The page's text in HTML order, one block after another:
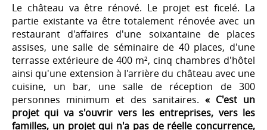
Le château va être rénové. Le projet est ficelé. La
partie existante va être totalement rénovée avec un
restaurant d'affaires d'une soixantaine de places
assises, une salle de séminaire de 40 places, d'une
terrasse extérieure de 400 m², cinq chambres d'hôtel
ainsi qu'une extension à l'arrière du château avec une
cuisine, un bar, une salle de réception de 300
personnes minimum et des sanitaires. « C'est un
projet qui va s'ouvrir vers les entreprises, vers les
familles, un projet qui n'a pas de réelle concurrence,